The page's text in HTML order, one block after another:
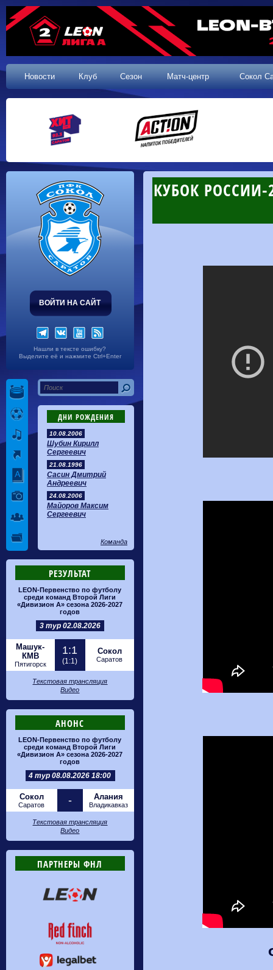
Новости Клуб Сезон Матч-центр Сокол
ВОЙТИ НА САЙТ
Нашли в тексте ошибку?
Выделите её и нажмите Ctrl+Enter
ДНИ РОЖДЕНИЯ
10.08.2006
Шубин Кирилл
Сергеевич
21.08.1996
Сасин Дмитрий
Андреевич
24.08.2006
Майоров Максим
Сергеевич
Команда
РЕЗУЛЬТАТ
LEON-Первенство по футболу
среди команд Второй Лиги
«Дивизион А» сезона 2026-2027
годов
3 тур 02.08.2026
Машук-
КМВ
Пятигорск
1:1
(1:1)
Сокол
Саратов
Текстовая трансляция
Видео
АНОНС
LEON-Первенство по футболу
среди команд Второй Лиги
«Дивизион А» сезона 2026-2027
годов
4 тур 08.08.2026 18:00
Сокол
Саратов - Алания
Владикавказ
Текстовая трансляция
Видео
ПАРТНЕРЫ ФНЛ
КУБОК